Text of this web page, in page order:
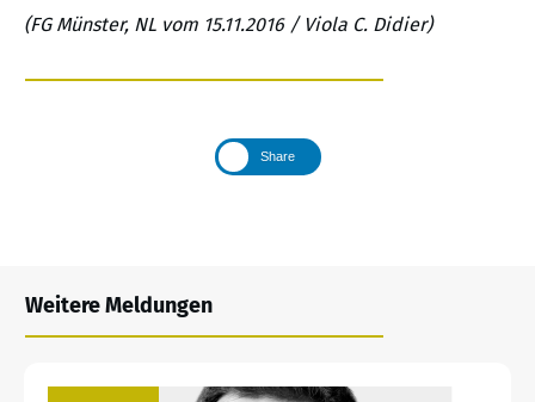
(FG Münster, NL vom 15.11.2016 / Viola C. Didier)
Share
Weitere Meldungen